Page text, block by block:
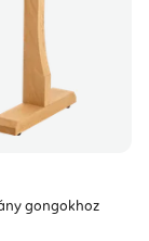
gongokhoz